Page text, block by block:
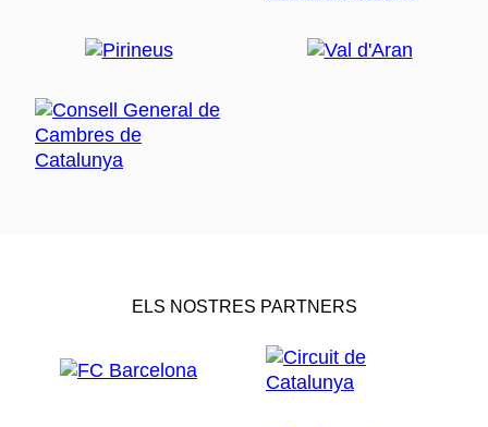
ELS NOSTRES PARTNERS